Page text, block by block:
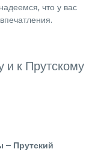
что у вас
и к Прутскому
– Прутский